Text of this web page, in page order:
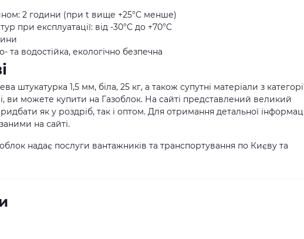
2 години (при t вище +25°C менше)
при експлуатації: від -30°C до +70°C
та водостійка, екологічно безпечна
штукатурка 1,5 мм, біла, 25 кг, а також супутні матеріали з
ви можете купити на Газоблок. На сайті представлений великий
як у роздріб, так і оптом. Для отримання детальної
на сайті.
надає послуги вантажників та транспортування по Києву та